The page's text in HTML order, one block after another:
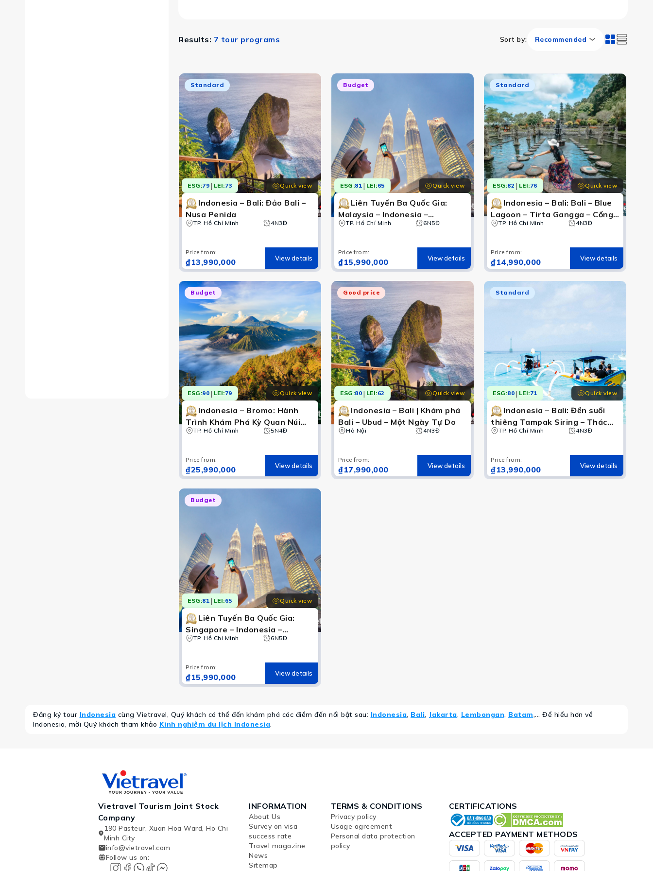
Indonesia
bãi biển tuyệt đẹp, nhà thờ Hồi giáo uy nghiêm. Du lịch Indonesia tập trung ở Jakarta với kiến trúc Java cổ xen lẫn tòa nhà hiện đại, Surabaya với văn hóa Ân Độ,
Results: 7 tour programs Sort by: Recommended
Standard
ESG:79 | LEI:73 Quick view
Indonesia – Bali: Đảo Bali –
Nusa Penida
TP. Hồ Chí Minh 4N3Đ
Price from:
₫13,990,000 View details
Budget
ESG:81 | LEI:65 Quick view
Liên Tuyến Ba Quốc Gia:
Malaysia – Indonesia –
Singapore
TP. Hồ Chí Minh 6N5Đ
Price from:
₫15,990,000 View details
Standard
ESG:82 | LEI:76 Quick view
Indonesia – Bali: Bali – Blue
Lagoon – Tirta Gangga – Cổng
Trời Lempuyang
TP. Hồ Chí Minh 4N3Đ
Price from:
₫14,990,000 View details
Budget
ESG:90 | LEI:79 Quick view
Indonesia – Bromo: Hành
Trình Khám Phá Kỳ Quan Núi
Lửa Bromo – Ijen Crater
TP. Hồ Chí Minh 5N4Đ
Price from:
₫25,990,000 View details
Good price
ESG:80 | LEI:62 Quick view
Indonesia – Bali | Khám phá
Bali – Ubud – Một Ngày Tự Do
Hà Nội 4N3Đ
Price from:
₫17,990,000 View details
Standard
ESG:80 | LEI:71 Quick view
Indonesia – Bali: Đền suối
thiêng Tampak Siring – Thác
nước Blangsinga – Bali Bird
TP. Hồ Chí Minh 4N3Đ
Price from:
₫13,990,000 View details
Budget
ESG:81 | LEI:65 Quick view
Liên Tuyến Ba Quốc Gia:
Singapore – Indonesia –
Malaysia
TP. Hồ Chí Minh 6N5Đ
Price from:
₫15,990,000 View details
Đăng ký tour Indonesia cùng Vietravel, Quý khách có thể đến khám phá các điểm đến nổi bật sau: Indonesia, Bali, Jakarta, Lembongan, Batam,... Để hiểu hơn về
Indonesia, mời Quý khách tham khảo Kinh nghiệm du lịch Indonesia.
Vietravel Tourism Joint Stock
Company
190 Pasteur, Xuan Hoa Ward, Ho Chi
Minh City
info@vietravel.com
Follow us on:
INFORMATION
About Us
Survey on visa
success rate
Travel magazine
News
Sitemap
TERMS & CONDITIONS
Privacy policy
Usage agreement
Personal data protection
policy
CERTIFICATIONS
ACCEPTED PAYMENT METHODS